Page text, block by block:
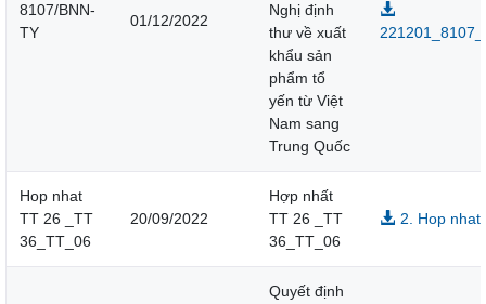
8107/BNN-
TY
01/12/2022
Nghị định
thư về xuất
khẩu sản
phẩm tổ
yến từ Việt
Nam sang
Trung Quốc
Hop nhat
TT 26 _TT
36_TT_06
20/09/2022
Hợp nhất
TT 26 _TT
36_TT_06
2. Hop
Quyết định